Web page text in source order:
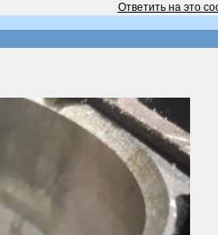
Ответить на это